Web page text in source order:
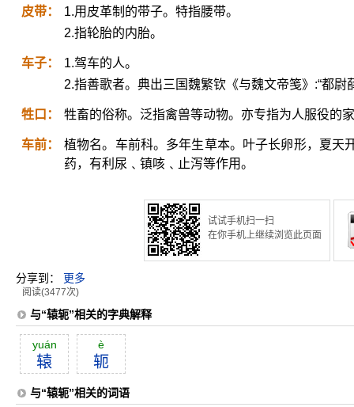
皮带：
1.用皮革制的带子。特指腰带。
2.指轮胎的内胎。
车子：
1.驾车的人。
2.指善歌者。典出三国魏繁钦《与魏文帝笺》:“都
牲口： 牲畜的俗称。泛指禽兽等动物。亦专指为人服役的
车前：
植物名。车前科。多年生草本。叶子长卵形，夏天
药，有利尿﹑镇咳﹑止泻等作用。
试试手机扫一扫
在你手机上继续浏览此页面
分享到： 更多
阅读(3477次)
与“辕轭”相关的字典解释
yuán
辕
è
轭
与“辕轭”相关的词语